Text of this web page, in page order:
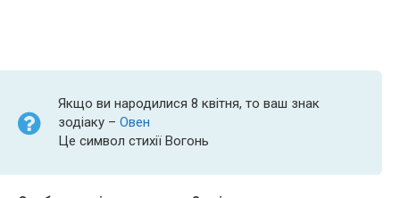
Якщо ви народилися 8 квітня, то ваш знак
зодіаку – Овен
Це символ стихії Вогонь